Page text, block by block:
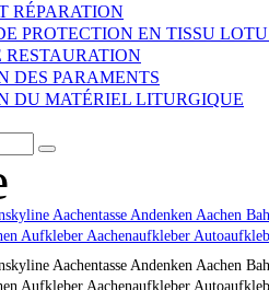
RÉPARATION
PROTECTION EN TISSU
DES PARAMENTS
DU MATÉRIEL LITURGIQUE
Envoyer